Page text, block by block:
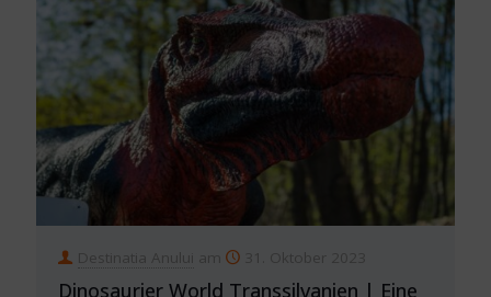
Destinatia Anului am 31. Oktober 2023
Dinosaurier World Transsilvanien | Eine